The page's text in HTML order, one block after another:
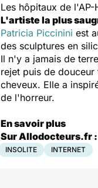
Les hôpitaux de
L'artiste la plus
Patricia Piccinini est
des sculptures en
Il n'y a jamais de
rejet puis de
cheveux. Elle a
de l'horreur.
En savoir plus
Sur Allodocteurs.fr :
INSOLITE INTERNET